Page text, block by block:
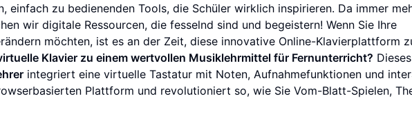
einfach zu bedienenden Tools, die Schüler wirklich inspirieren. Da immer
wir digitale Ressourcen, die fesselnd sind und begeistern! Wenn Sie Ihre
möchten, ist es an der Zeit, diese innovative Online-Klavierplattform
Klavier zu einem wertvollen Musiklehrmittel für Fernunterricht? Dieses
integriert eine virtuelle Tastatur mit Noten, Aufnahmefunktionen und
Plattform und revolutioniert so, wie Sie Vom-Blatt-Spielen,